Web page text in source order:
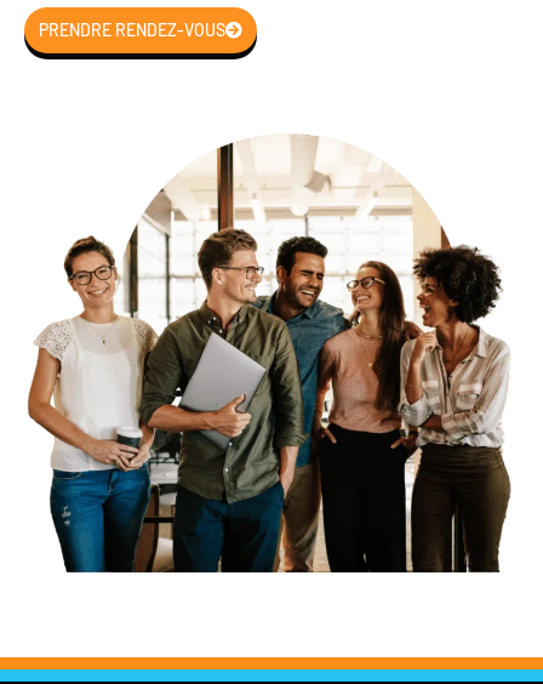
PRENDRE RENDEZ-VOUS